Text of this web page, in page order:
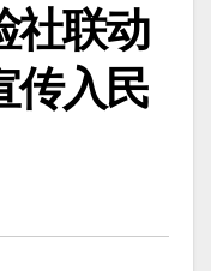
社联动
传入民